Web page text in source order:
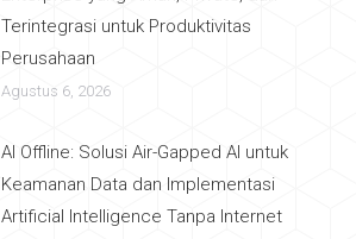
Terintegrasi untuk Produktivitas
Perusahaan
Agustus 6, 2026
AI Offline: Solusi Air-Gapped AI untuk
Keamanan Data dan Implementasi
Artificial Intelligence Tanpa Internet